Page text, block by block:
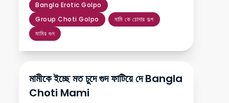
Bangla Erotic Golpo
Group Choti Golpo মামি কে চোদার গল্প
মামির গুদ
মামীকে ইচ্ছে মত চুদে গুদ ফাটিয়ে দে Bangla
Choti Mami